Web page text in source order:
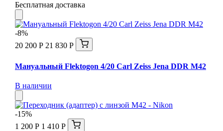
Бесплатная доставка
-8%
20 200 Р 21 830 Р
Мануальный Flektogon 4/20 Carl Zeiss Jena DDR М42
В наличии
-15%
1 200 Р 1 410 Р